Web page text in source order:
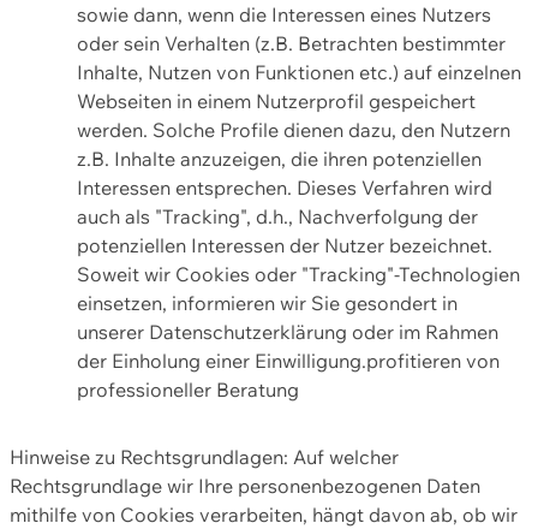
sowie dann, wenn die Interessen eines Nutzers
oder sein Verhalten (z.B. Betrachten bestimmter
Inhalte, Nutzen von Funktionen etc.) auf einzelnen
Webseiten in einem Nutzerprofil gespeichert
werden. Solche Profile dienen dazu, den Nutzern
z.B. Inhalte anzuzeigen, die ihren potenziellen
Interessen entsprechen. Dieses Verfahren wird
auch als "Tracking", d.h., Nachverfolgung der
potenziellen Interessen der Nutzer bezeichnet.
Soweit wir Cookies oder "Tracking"-Technologien
einsetzen, informieren wir Sie gesondert in
unserer Datenschutzerklärung oder im Rahmen
der Einholung einer Einwilligung.profitieren von
professioneller Beratung
Hinweise zu Rechtsgrundlagen: Auf welcher
Rechtsgrundlage wir Ihre personenbezogenen Daten
mithilfe von Cookies verarbeiten, hängt davon ab, ob wir